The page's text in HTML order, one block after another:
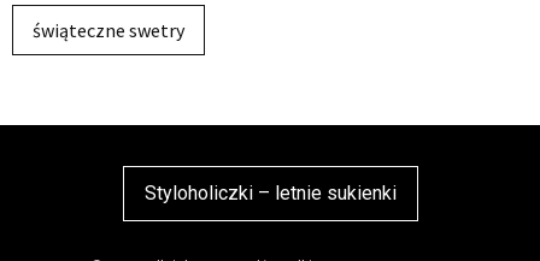
świąteczne swetry
Styloholiczki – letnie sukienki